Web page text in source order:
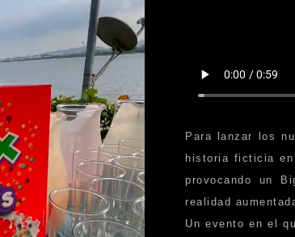
Para lanzar los
historia ficticia
provocando un
realidad
Un evento en el